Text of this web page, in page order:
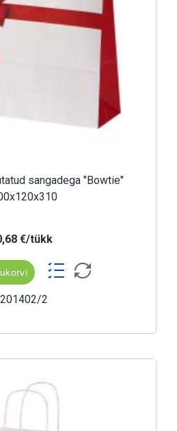
sangadega "Bowtie"
€/tükk
201402/2